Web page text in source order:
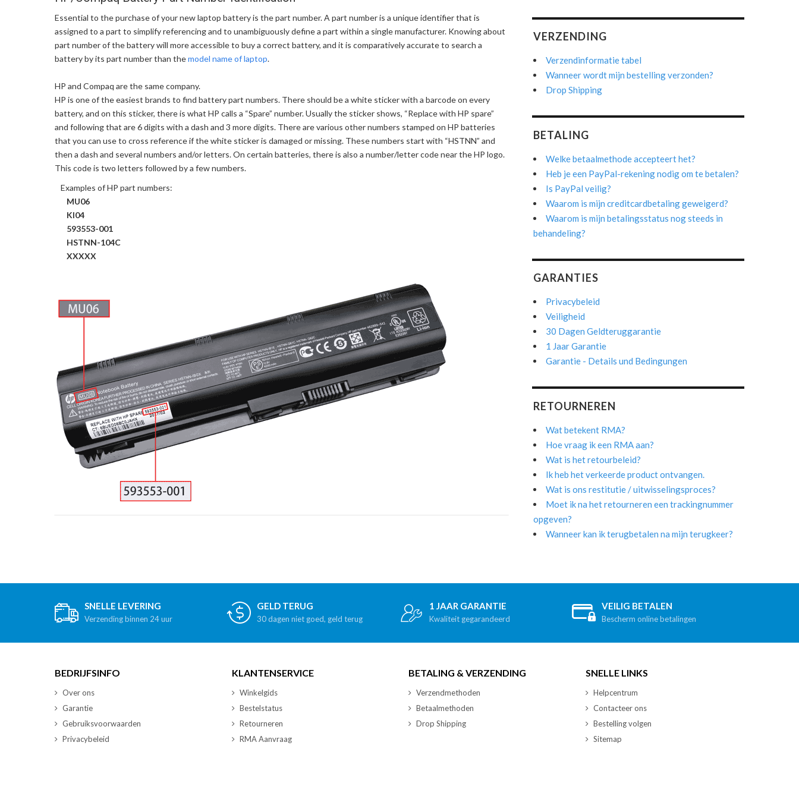
Essential to the purchase of your new laptop battery is the part number. A part number is a unique identifier that is
assigned to a part to simplify referencing and to unambiguously define a part within a single manufacturer. Knowing about
part number of the battery will more accessible to buy a correct battery, and it is comparatively accurate to search a
battery by its part number than themodel name of laptop.
HP and Compaq are the same company.
HP is one of the easiest brands to find battery part numbers. There should be a white sticker with a barcode on every
battery, and on this sticker, there is what HP calls a “Spare” number. Usually the sticker shows, “Replace with HP spare”
and following that are 6 digits with a dash and 3 more digits. There are various other numbers stamped on HP batteries
that you can use to cross reference if the white sticker is damaged or missing. These numbers start with “HSTNN” and
then a dash and several numbers and/or letters. On certain batteries, there is also a number/letter code near the HP logo.
This code is two letters followed by a few numbers.
Examples of HP part numbers:
MU06
KI04
593553-001
HSTNN-104C
XXXXX
VERZENDING
Verzendinformatie tabel
Wanneer wordt mijn bestelling verzonden?
Drop Shipping
BETALING
Welke betaalmethode accepteert het?
Heb je een PayPal-rekening nodig om te betalen?
Is PayPal veilig?
Waarom is mijn creditcardbetaling geweigerd?
Waarom is mijn betalingsstatus nog steeds in
behandeling?
GARANTIES
Privacybeleid
Veiligheid
30 Dagen Geldteruggarantie
1 Jaar Garantie
Garantie - Details und Bedingungen
RETOURNEREN
Wat betekent RMA?
Hoe vraag ik een RMA aan?
Wat is het retourbeleid?
Ik heb het verkeerde product ontvangen.
Wat is ons restitutie / uitwisselingsproces?
Moet ik na het retourneren een trackingnummer
opgeven?
Wanneer kan ik terugbetalen na mijn terugkeer?
SNELLE LEVERING
Verzending binnen 24 uur
GELD TERUG
30 dagen niet goed, geld terug
1 JAAR GARANTIE
Kwaliteit gegarandeerd
VEILIG BETALEN
Bescherm online betalingen
BEDRIJFSINFO
Over ons
Garantie
Gebruiksvoorwaarden
Privacybeleid
KLANTENSERVICE
Winkelgids
Bestelstatus
Retourneren
RMA Aanvraag
BETALING & VERZENDING
Verzendmethoden
Betaalmethoden
Drop Shipping
SNELLE LINKS
Helpcentrum
Contacteer ons
Bestelling volgen
Sitemap